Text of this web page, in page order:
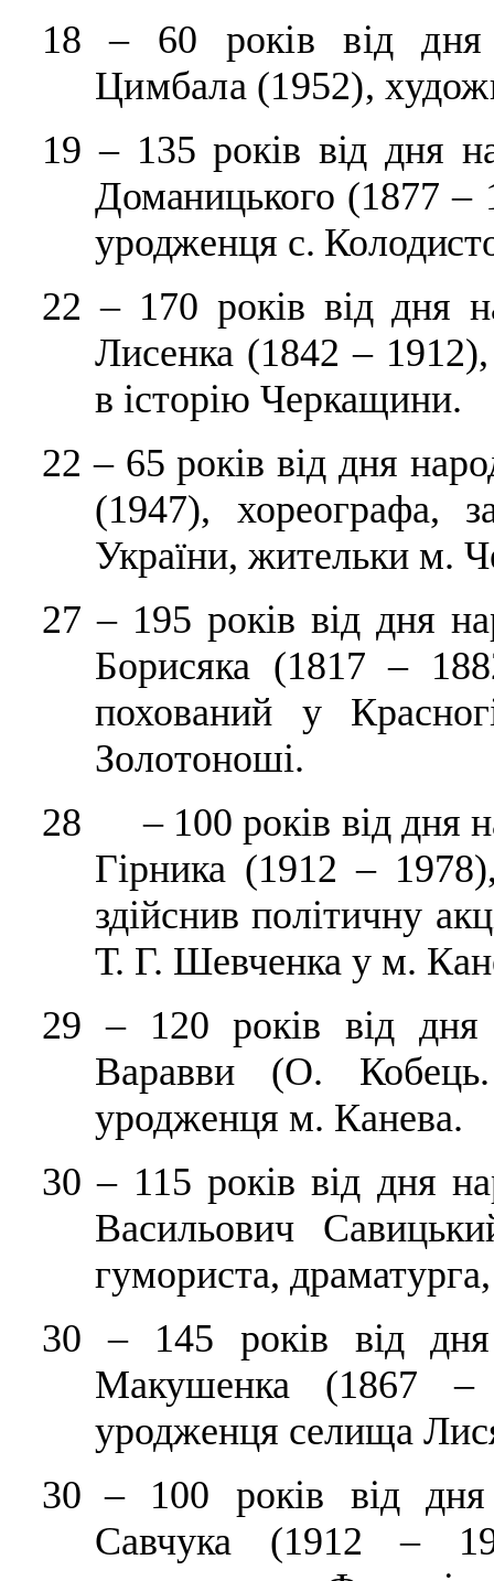
18–60 років від дня
Цимбала (1952),
19–135 років від дня
Доманицького (1877 –
уродженця с.
22–170 років від дня
Лисенка (1842 –
в історію Черкащини.
22–65 років від дня
(1947), хореографа,
України, жительки м.
27–195 років від дня
Борисяка (1817 –
похований у
Золотоноші.
28 – 100 років від дня
Гірника (1912 –
здійснив політичну
Т. Г. Шевченка у м.
29–120 років від дня
Варавви (О.
уродженця м. Канева.
30–115 років від дня
Васильович
гумориста,
30– 145 років від
Макушенка (1867 –
уродженця селища
30 –100 років від дня
Савчука (1912 –